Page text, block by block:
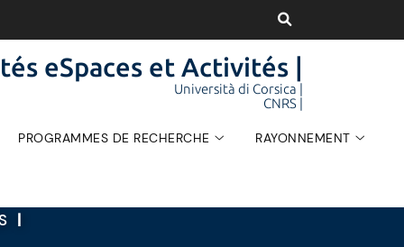
eSpaces et Activités |
Università di Corsica |
CNRS |
PROGRAMMES DE RECHERCHE RAYONNEMENT
|